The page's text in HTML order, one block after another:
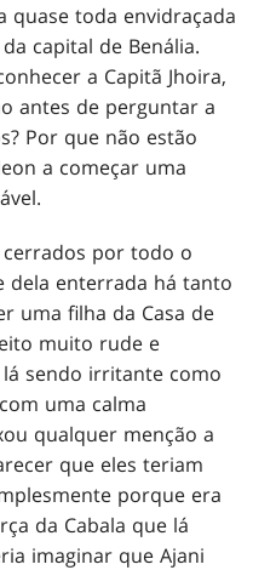
quase toda envidraçada
capital de Benália.
a Capitã Jhoira,
antes de perguntar a
Por que não estão
a começar uma
por todo o
dela enterrada há tanto
uma filha da Casa de
muito rude e
sendo irritante como
uma calma
qualquer menção a
que eles teriam
porque era
da Cabala que lá
imaginar que Ajani